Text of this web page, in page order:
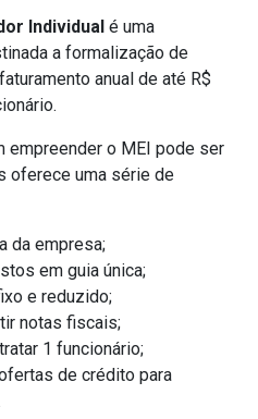
Individual é uma
a formalização de
anual de até R$
empreender o MEI pode ser
oferece uma série de
da empresa;
em guia única;
e reduzido;
notas fiscais;
1 funcionário;
de crédito para